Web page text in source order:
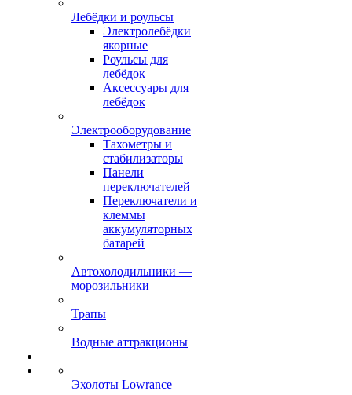
Лебёдки и роульсы
Электролебёдки
якорные
Роульсы для
лебёдок
Аксессуары для
лебёдок
Электрооборудование
Тахометры и
стабилизаторы
Панели
переключателей
Переключатели и
клеммы
аккумуляторных
батарей
Автохолодильники —
морозильники
Трапы
Водные аттракционы
Эхолоты Lowrance